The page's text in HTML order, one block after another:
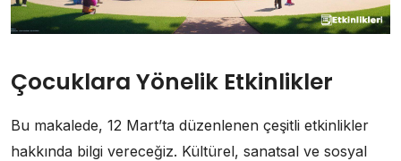
Çocuklara Yönelik Etkinlikler
Bu makalede, 12 Mart’ta düzenlenen çeşitli etkinlikler
hakkında bilgi vereceğiz. Kültürel, sanatsal ve sosyal